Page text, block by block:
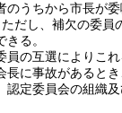
うちから市長が委
ただし、補欠の委員
る。
の互選によりこれ
長に事故があると
認定委員会の組織